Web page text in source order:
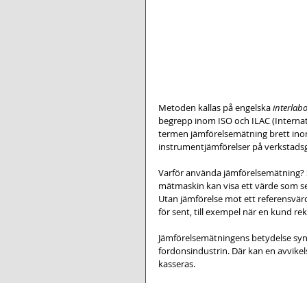
Metoden kallas på engelska
begrepp inom ISO och ILAC
termen jämförelsemätning brett
instrumentjämförelser på
Varför använda
mätmaskin kan visa ett värde som
Utan jämförelse mot ett
för sent, till exempel när en kund
Jämförelsemätningens betydelse
fordonsindustrin. Där kan en
kasseras.